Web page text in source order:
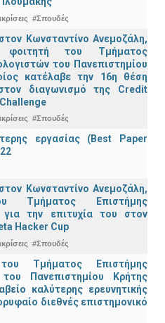
#Σπουδές
Κωνσταντίνο Ανεμοζάλη,
φοιτητή του Τμήματος
του Πανεπιστημίου
κατέλαβε την 16η θέση
διαγωνισμό της Credit
#Σπουδές
εργασίας (Best Paper
Κωνσταντίνο Ανεμοζάλη,
Τμήματος Επιστήμης
για την επιτυχία του στον
Hacker Cup
#Σπουδές
Τμήματος Επιστήμης
Πανεπιστημίου Κρήτης
καλύτερης ερευνητικής
διεθνές επιστημονικό